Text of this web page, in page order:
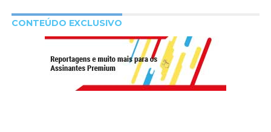
CONTEÚDO EXCLUSIVO